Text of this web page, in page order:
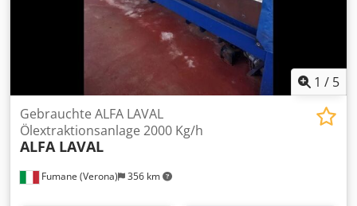
1 / 5
Fumane (Verona) 356 km
Gebrauchte ALFA LAVAL
Ölextraktionsanlage 2000 Kg/h
ALFA LAVAL